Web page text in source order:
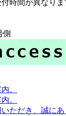
時間が異なりま
側
。
。
ただき、誠に